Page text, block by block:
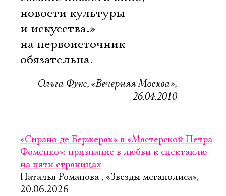
новости культуры
и искусства.»
на первоисточник
обязательна.
Ольга Фукс, «Вечерняя Москва»,
26.04.2010
«Сирано де Бержерак» в «Мастерской Петра
Фоменко»: признание в любви к спектаклю
на пяти страницах
Наталья Романова , «Звезды мегаполиса»,
20.06.2026